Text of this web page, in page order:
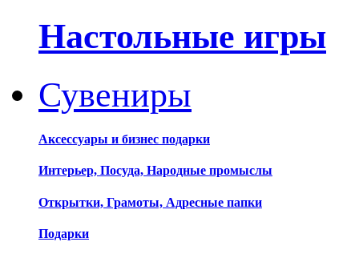
Настольные игры
Сувениры
Аксессуары и бизнес подарки
Интерьер, Посуда, Народные промыслы
Открытки, Грамоты, Адресные папки
Подарки